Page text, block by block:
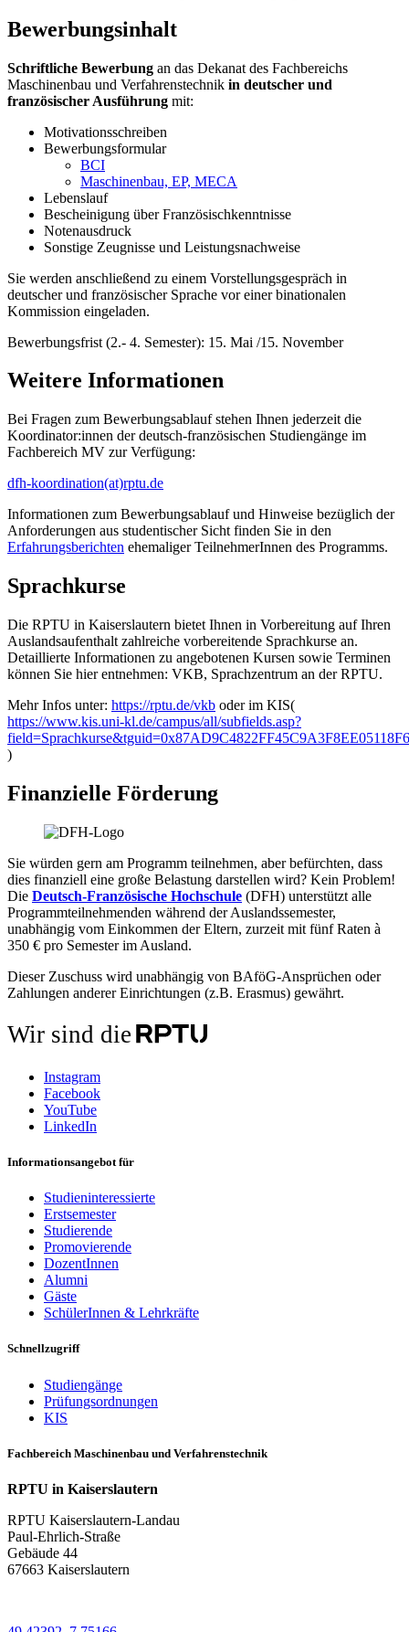
Bewerbungsinhalt
Schriftliche Bewerbung an das Dekanat des Fachbereichs
Maschinenbau und Verfahrenstechnik in deutscher und
französischer Ausführung mit:
Motivationsschreiben
Bewerbungsformular
BCI
Maschinenbau, EP, MECA
Lebenslauf
Bescheinigung über Französischkenntnisse
Notenausdruck
Sonstige Zeugnisse und Leistungsnachweise
Sie werden anschließend zu einem Vorstellungsgespräch in
deutscher und französischer Sprache vor einer binationalen
Kommission eingeladen.
Bewerbungsfrist (2.- 4. Semester): 15. Mai /15. November
Weitere Informationen
Bei Fragen zum Bewerbungsablauf stehen Ihnen jederzeit die
Koordinator:innen der deutsch-französischen Studiengänge im
Fachbereich MV zur Verfügung:
dfh-koordination(at)rptu.de
Informationen zum Bewerbungsablauf und Hinweise bezüglich der
Anforderungen aus studentischer Sicht finden Sie in den
Erfahrungsberichten ehemaliger TeilnehmerInnen des Programms.
Sprachkurse
Die RPTU in Kaiserslautern bietet Ihnen in Vorbereitung auf Ihren
Auslandsaufenthalt zahlreiche vorbereitende Sprachkurse an.
Detaillierte Informationen zu angebotenen Kursen sowie Terminen
können Sie hier entnehmen: VKB, Sprachzentrum an der RPTU.
Mehr Infos unter: https://rptu.de/vkb oder im KIS(
https://www.kis.uni-kl.de/campus/all/subfields.asp?
)
Finanzielle Förderung
Sie würden gern am Programm teilnehmen, aber befürchten, dass
dies finanziell eine große Belastung darstellen wird? Kein Problem!
Die Deutsch-Französische Hochschule (DFH) unterstützt alle
Programmteilnehmenden während der Auslandssemester,
unabhängig vom Einkommen der Eltern, zurzeit mit fünf Raten à
350 € pro Semester im Ausland.
Dieser Zuschuss wird unabhängig von BAföG-Ansprüchen oder
Zahlungen anderer Einrichtungen (z.B. Erasmus) gewährt.
Wir sind die
Instagram
Facebook
YouTube
LinkedIn
Informationsangebot für
Studieninteressierte
Erstsemester
Studierende
Promovierende
DozentInnen
Alumni
Gäste
SchülerInnen & Lehrkräfte
Schnellzugriff
Studiengänge
Prüfungsordnungen
KIS
Fachbereich Maschinenbau und Verfahrenstechnik
RPTU in Kaiserslautern
RPTU Kaiserslautern-Landau
Paul-Ehrlich-Straße
Gebäude 44
67663 Kaiserslautern